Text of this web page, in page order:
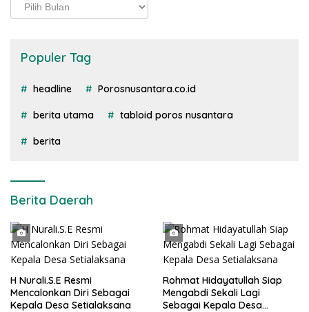
Populer Tag
headline Porosnusantara.co.id
berita utama tabloid poros nusantara
berita
Berita Daerah
H Nurali.S.E Resmi
Mencalonkan Diri Sebagai
Kepala Desa Setialaksana
Rohmat Hidayatullah Siap
Mengabdi Sekali Lagi
Sebagai Kepala Desa